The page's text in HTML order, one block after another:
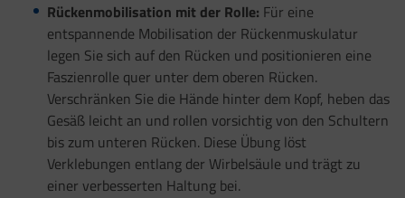
Rückenmobilisation mit der Rolle: Für eine
entspannende Mobilisation der Rückenmuskulatur
legen Sie sich auf den Rücken und positionieren eine
Faszienrolle quer unter dem oberen Rücken.
Verschränken Sie die Hände hinter dem Kopf, heben das
Gesäß leicht an und rollen vorsichtig von den Schultern
bis zum unteren Rücken. Diese Übung löst
Verklebungen entlang der Wirbelsäule und trägt zu
einer verbesserten Haltung bei.